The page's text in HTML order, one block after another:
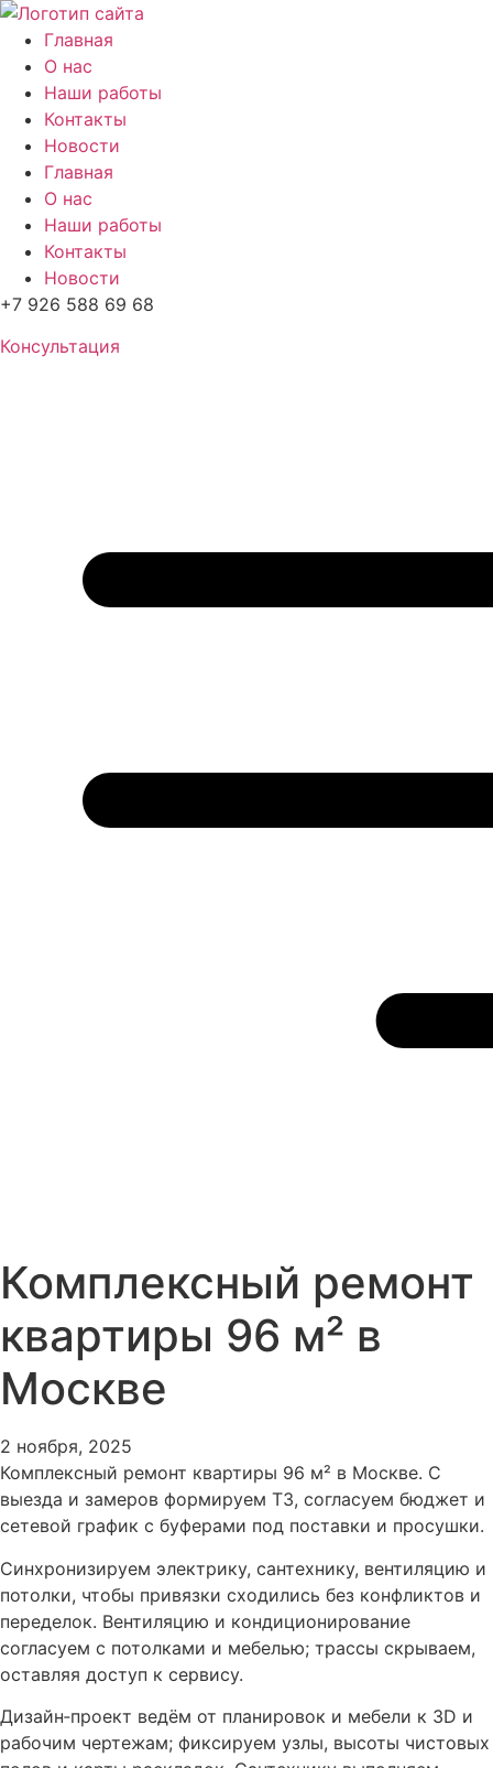
Перейти
содержимому
Главная
О нас
Наши работы
Контакты
Новости
Главная
О нас
Наши работы
Контакты
Новости
+7 926 588 69 68
Консультация
Комплексный ремонт
квартиры 96 м² в
Москве
2 ноября, 2025
Комплексный ремонт квартиры 96 м² в Москве. С
выезда и замеров формируем ТЗ, согласуем бюджет и
сетевой график с буферами под поставки и просушки.
Синхронизируем электрику, сантехнику, вентиляцию и
потолки, чтобы привязки сходились без конфликтов и
переделок. Вентиляцию и кондиционирование
согласуем с потолками и мебелью; трассы скрываем,
оставляя доступ к сервису.
Дизайн‑проект ведём от планировок и мебели к 3D и
рабочим чертежам; фиксируем узлы, высоты чистовых